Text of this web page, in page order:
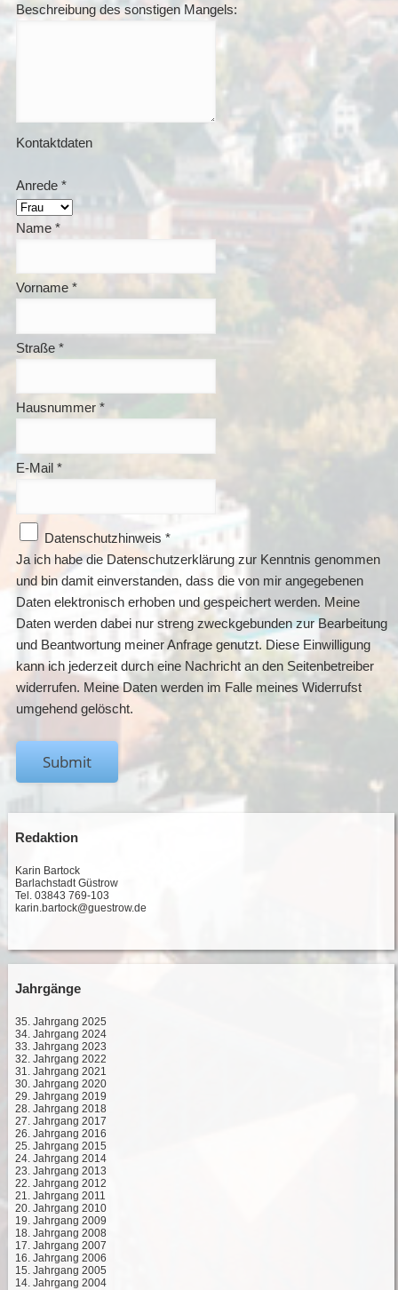
Beschreibung des sonstigen Mangels:
Kontaktdaten
Anrede *
Name *
Vorname *
Straße *
Hausnummer *
E-Mail *
Datenschutzhinweis *
Ja ich habe die Datenschutzerklärung zur Kenntnis genommen
und bin damit einverstanden, dass die von mir angegebenen
Daten elektronisch erhoben und gespeichert werden. Meine
Daten werden dabei nur streng zweckgebunden zur Bearbeitung
und Beantwortung meiner Anfrage genutzt. Diese Einwilligung
kann ich jederzeit durch eine Nachricht an den Seitenbetreiber
widerrufen. Meine Daten werden im Falle meines Widerrufst
umgehend gelöscht.
Submit
Redaktion
Karin Bartock
Barlachstadt Güstrow
Tel. 03843 769-103
karin.bartock@guestrow.de
Jahrgänge
35. Jahrgang 2025
34. Jahrgang 2024
33. Jahrgang 2023
32. Jahrgang 2022
31. Jahrgang 2021
30. Jahrgang 2020
29. Jahrgang 2019
28. Jahrgang 2018
27. Jahrgang 2017
26. Jahrgang 2016
25. Jahrgang 2015
24. Jahrgang 2014
23. Jahrgang 2013
22. Jahrgang 2012
21. Jahrgang 2011
20. Jahrgang 2010
19. Jahrgang 2009
18. Jahrgang 2008
17. Jahrgang 2007
16. Jahrgang 2006
15. Jahrgang 2005
14. Jahrgang 2004